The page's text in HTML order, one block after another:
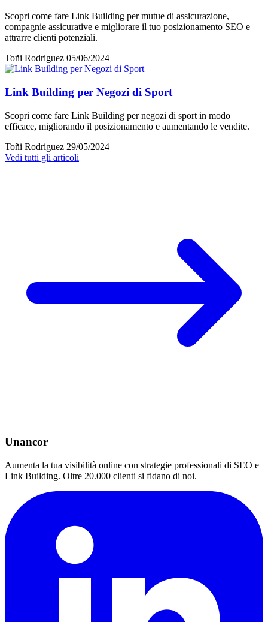
Scopri come fare Link Building per mutue di assicurazione,
compagnie assicurative e migliorare il tuo posizionamento SEO e
attrarre clienti potenziali.
Toñi Rodriguez 05/06/2024
Link Building per Negozi di Sport
Scopri come fare Link Building per negozi di sport in modo
efficace, migliorando il posizionamento e aumentando le vendite.
Toñi Rodriguez 29/05/2024
Vedi tutti gli articoli
Unancor
Aumenta la tua visibilità online con strategie professionali di SEO e
Link Building. Oltre 20.000 clienti si fidano di noi.